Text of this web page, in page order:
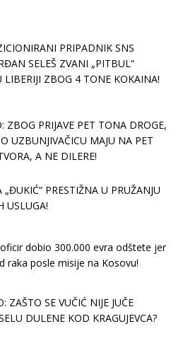
PRIPADNIK SNS
SELEŠ ZVANI „PITBUL“
LIBERIJI ZBOG 4 TONE KOKAINA!
ZBOG PRIJAVE PET TONA DROGE,
UZBUNJIVAČICU MAJU NA PET
A NE DILERE!
„ĐUKIĆ“ PRESTIŽNA U PRUŽANJU
USLUGA!
dobio 300.000 evra odštete jer
raka posle misije na Kosovu!
ZAŠTO SE VUČIĆ NIJE JUČE
DULENE KOD KRAGUJEVCA?